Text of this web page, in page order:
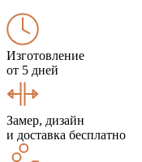
Изготовление
от 5 дней
Замер, дизайн
и доставка бесплатно